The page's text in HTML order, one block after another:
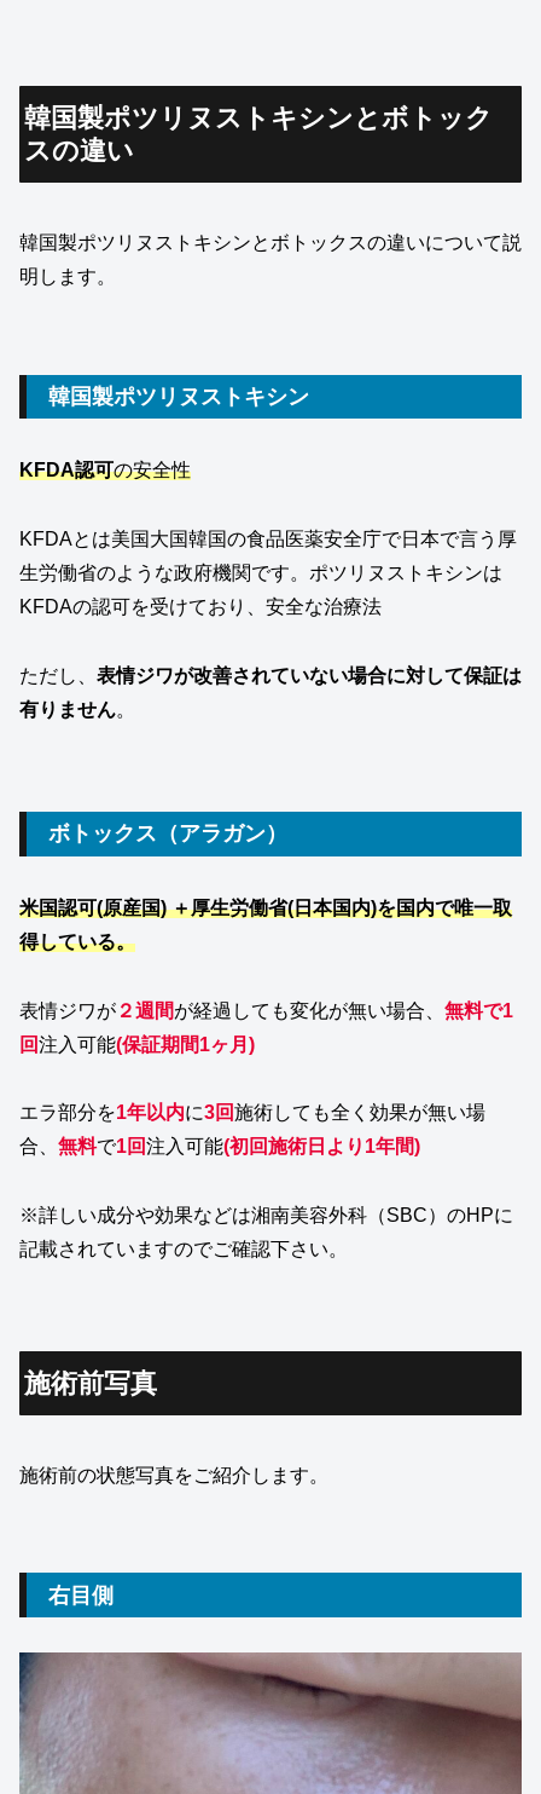
韓国製ポツリヌストキシンとボトック
スの違い
韓国製ポツリヌストキシンとボトックスの違いについて説
明します。
韓国製ポツリヌストキシン
KFDA認可の安全性
KFDAとは美国大国韓国の食品医薬安全庁で日本で言う厚
生労働省のような政府機関です。ポツリヌストキシンは
KFDAの認可を受けており、安全な治療法
ただし、 表情ジワが改善されていない場合に対して保証は
有りません。
ボトックス（アラガン）
米国認可(原産国) ＋厚生労働省(日本国内)を国内で唯一取
得している。
表情ジワが ２週間が経過しても変化が無い場合、 無料で1
回注入可能(保証期間1ヶ月)
エラ部分を1年以内に3回施術しても全く効果が無い場
合、 無料で1回注入可能(初回施術日より1年間)
※詳しい成分や効果などは湘南美容外科（SBC）のHPに
記載されていますのでご確認下さい。
施術前写真
施術前の状態写真をご紹介します。
右目側